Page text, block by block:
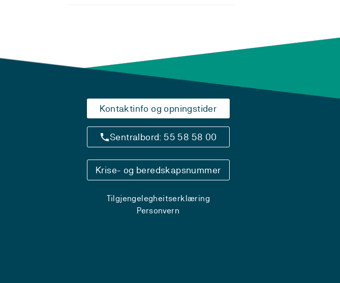
Kontaktinfo og opningstider
Sentralbord: 55 58 58 00
Krise- og beredskapsnummer
Tilgjengelegheitserklæring
Personvern